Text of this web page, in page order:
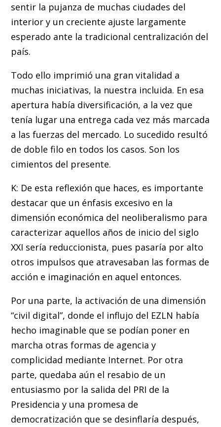
sentir la pujanza de muchas ciudades del
interior y un creciente ajuste largamente
esperado ante la tradicional centralización del
país.
Todo ello imprimió una gran vitalidad a
muchas iniciativas, la nuestra incluida. En esa
apertura había diversificación, a la vez que
tenía lugar una entrega cada vez más marcada
a las fuerzas del mercado. Lo sucedido resultó
de doble filo en todos los casos. Son los
cimientos del presente.
K: De esta reflexión que haces, es importante
destacar que un énfasis excesivo en la
dimensión económica del neoliberalismo para
caracterizar aquellos años de inicio del siglo
XXI sería reduccionista, pues pasaría por alto
otros impulsos que atravesaban las formas de
acción e imaginación en aquel entonces.
Por una parte, la activación de una dimensión
“civil digital”, donde el influjo del EZLN había
hecho imaginable que se podían poner en
marcha otras formas de agencia y
complicidad mediante Internet. Por otra
parte, quedaba aún el resabio de un
entusiasmo por la salida del PRI de la
Presidencia y una promesa de
democratización que se desinflaría después,